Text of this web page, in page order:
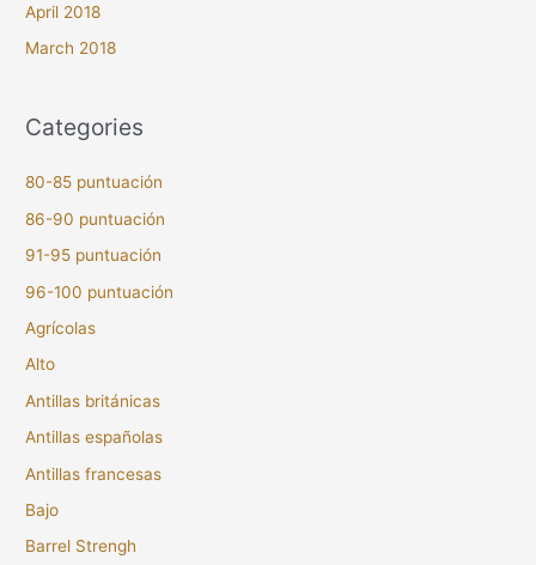
April 2018
March 2018
Categories
80-85 puntuación
86-90 puntuación
91-95 puntuación
96-100 puntuación
Agrícolas
Alto
Antillas británicas
Antillas españolas
Antillas francesas
Bajo
Barrel Strengh